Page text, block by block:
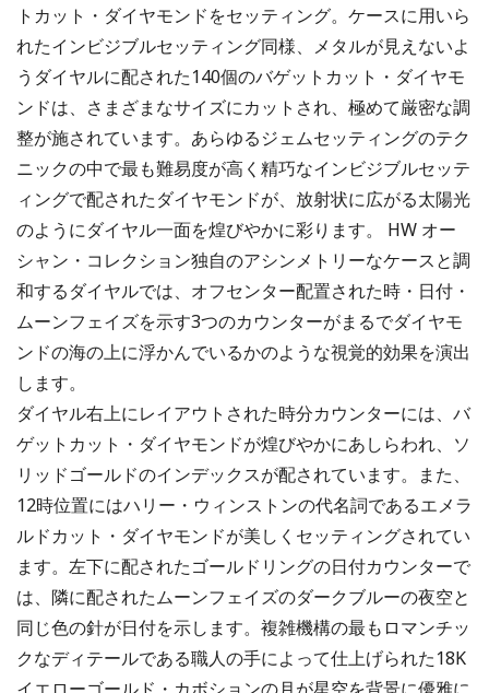
トカット・ダイヤモンドをセッティング。ケースに用いら
れたインビジブルセッティング同様、メタルが見えないよ
うダイヤルに配された140個のバゲットカット・ダイヤモ
ンドは、さまざまなサイズにカットされ、極めて厳密な調
整が施されています。あらゆるジェムセッティングのテク
ニックの中で最も難易度が高く精巧なインビジブルセッテ
ィングで配されたダイヤモンドが、放射状に広がる太陽光
のようにダイヤル一面を煌びやかに彩ります。 HW オー
シャン・コレクション独自のアシンメトリーなケースと調
和するダイヤルでは、オフセンター配置された時・日付・
ムーンフェイズを示す3つのカウンターがまるでダイヤモ
ンドの海の上に浮かんでいるかのような視覚的効果を演出
します。
ダイヤル右上にレイアウトされた時分カウンターには、バ
ゲットカット・ダイヤモンドが煌びやかにあしらわれ、ソ
リッドゴールドのインデックスが配されています。また、
12時位置にはハリー・ウィンストンの代名詞であるエメラ
ルドカット・ダイヤモンドが美しくセッティングされてい
ます。左下に配されたゴールドリングの日付カウンターで
は、隣に配されたムーンフェイズのダークブルーの夜空と
同じ色の針が日付を示します。複雑機構の最もロマンチッ
クなディテールである職人の手によって仕上げられた18K